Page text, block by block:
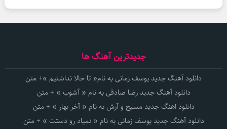
جدیدترین آهنگ ها
دانلود آهنگ جدید یوسف زمانی به نام« تا حالا نداشتیم »+ متن
دانلود آهنگ جدید رضا صادقی به نام « آشوب » + متن
دانلود اهنگ جدید مسیح و آرش به نام « آخر بهار » + متن
دانلود آهنگ جدید یوسف زمانی به نام « نمیاد رو دستت » + متن